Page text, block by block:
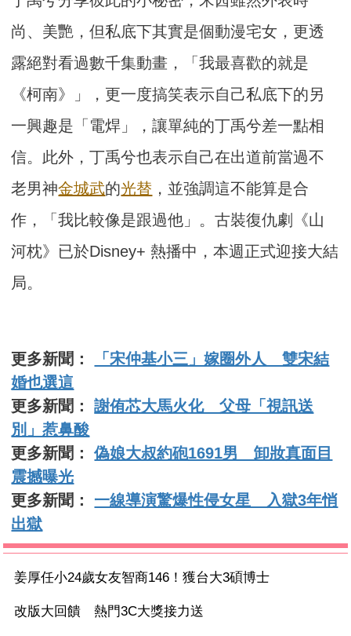
尚、美艷，但私底下其實是個動漫宅女，更透
露絕對看過數千集動畫，「我最喜歡的就是
《柯南》」，更一度搞笑表示自己私底下的另
一興趣是「電焊」，讓單純的丁禹兮差一點相
信。此外，丁禹兮也表示自己在出道前當過不
老男神金城武的光替 ，並強調這不能算是合
作，「我比較像是跟過他」。古裝復仇劇《山
河枕》已於Disney+ 熱播中，本週正式迎接大結
局。
更多新聞：
「宋仲基小三」嫁圈外人 雙宋結
婚也選這
更多新聞：謝侑芯大馬火化 父母「視訊送
別」惹鼻酸
更多新聞：偽娘大叔約砲1691男 卸妝真面目
震撼曝光
更多新聞： 一線導演驚爆性侵女星 入獄3年悄
出獄
姜厚任小24歲女友智商146！獲台大3碩博士
改版大回饋 熱門3C大獎接力送